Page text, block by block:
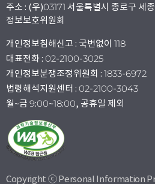
주소 : (우)03171 서울특별시 종로구 세
정보보호위원회
개인정보침해신고 : 국번없이 118
대표전화 : 02-2100-3025
개인정보분쟁조정위원회 : 1833-6972
법령해석지원센터 : 02-2100-3043
월~금 9:00~18:00, 공휴일 제외
Copyright ⓒ Personal Information